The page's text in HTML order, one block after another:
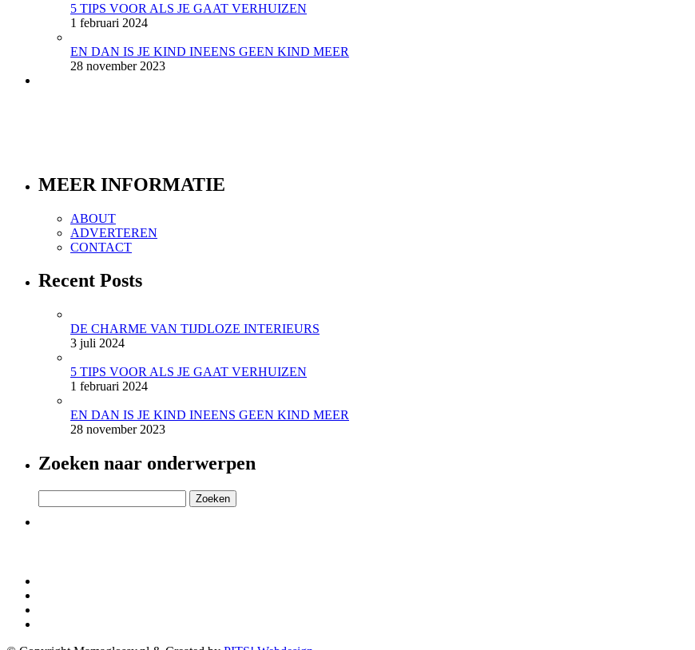
5 TIPS VOOR ALS JE GAAT VERHUIZEN
1 februari 2024
EN DAN IS JE KIND INEENS GEEN KIND MEER
28 november 2023
MEER INFORMATIE
ABOUT
ADVERTEREN
CONTACT
Recent Posts
DE CHARME VAN TIJDLOZE INTERIEURS
3 juli 2024
5 TIPS VOOR ALS JE GAAT VERHUIZEN
1 februari 2024
EN DAN IS JE KIND INEENS GEEN KIND MEER
28 november 2023
Zoeken naar onderwerpen
naar: